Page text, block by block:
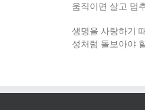
움직이면 살고 멈
생명을 사랑하기
성처럼 돌보아야